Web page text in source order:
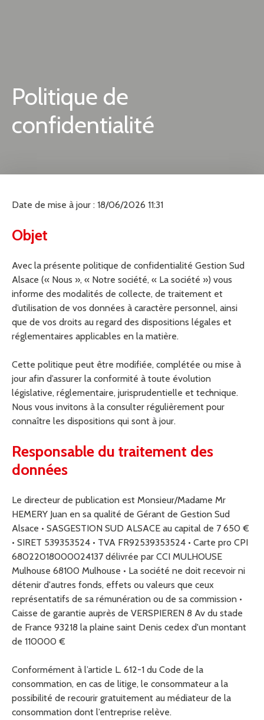
Politique de
confidentialité
Date de mise à jour : 18/06/2026 11:31
Objet
Avec la présente politique de confidentialité Gestion Sud
Alsace (« Nous », « Notre société, « La société ») vous
informe des modalités de collecte, de traitement et
d’utilisation de vos données à caractère personnel, ainsi
que de vos droits au regard des dispositions légales et
réglementaires applicables en la matière.
Cette politique peut être modifiée, complétée ou mise à
jour afin d’assurer la conformité à toute évolution
législative, réglementaire, jurisprudentielle et technique.
Nous vous invitons à la consulter régulièrement pour
connaître les dispositions qui sont à jour.
Responsable du traitement des
données
Le directeur de publication est Monsieur/Madame Mr
HEMERY Juan en sa qualité de Gérant de Gestion Sud
Alsace • SASGESTION SUD ALSACE au capital de 7 650 €
• SIRET 539353524 • TVA FR92539353524 • Carte pro CPI
68022018000024137 délivrée par CCI MULHOUSE
Mulhouse 68100 Mulhouse • La société ne doit recevoir ni
détenir d'autres fonds, effets ou valeurs que ceux
représentatifs de sa rémunération ou de sa commission •
Caisse de garantie auprès de VERSPIEREN 8 Av du stade
de France 93218 la plaine saint Denis cedex d'un montant
de 110000 €
Conformément à l’article L. 612-1 du Code de la
consommation, en cas de litige, le consommateur a la
possibilité de recourir gratuitement au médiateur de la
consommation dont l’entreprise relève.